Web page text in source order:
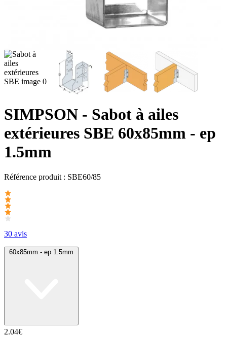
SIMPSON - Sabot à ailes
extérieures SBE 60x85mm - ep
1.5mm
Référence produit : SBE60/85
30 avis
60x85mm - ep 1.5mm
2.04€